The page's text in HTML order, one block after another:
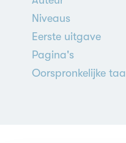
Niveaus
Eerste uitgave
Pagina's
Oorspronkelijke taal